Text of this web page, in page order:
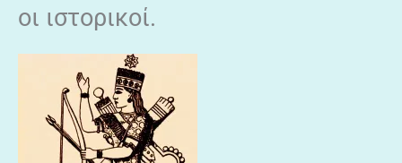
οι ιστορικοί.